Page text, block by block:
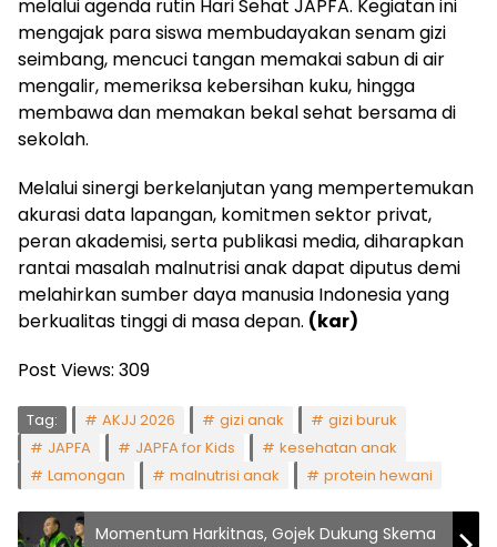
melalui agenda rutin Hari Sehat JAPFA. Kegiatan ini
mengajak para siswa membudayakan senam gizi
seimbang, mencuci tangan memakai sabun di air
mengalir, memeriksa kebersihan kuku, hingga
membawa dan memakan bekal sehat bersama di
sekolah.
Melalui sinergi berkelanjutan yang mempertemukan
akurasi data lapangan, komitmen sektor privat,
peran akademisi, serta publikasi media, diharapkan
rantai masalah malnutrisi anak dapat diputus demi
melahirkan sumber daya manusia Indonesia yang
berkualitas tinggi di masa depan. (kar)
Post Views: 309
Tag: AKJJ 2026 gizi anak
gizi buruk
JAPFA
JAPFA for Kids
kesehatan anak
Lamongan
malnutrisi anak protein hewani
Momentum Harkitnas, Gojek Dukung Skema